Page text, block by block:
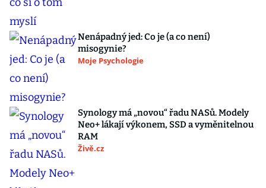
Nenápadný jed: Co je (a co není)
misogynie?
Moje Psychologie
Synology má „novou“ řadu NASů. Modely
Neo+ lákají výkonem, SSD a vyměnitelnou
RAM
Živě.cz